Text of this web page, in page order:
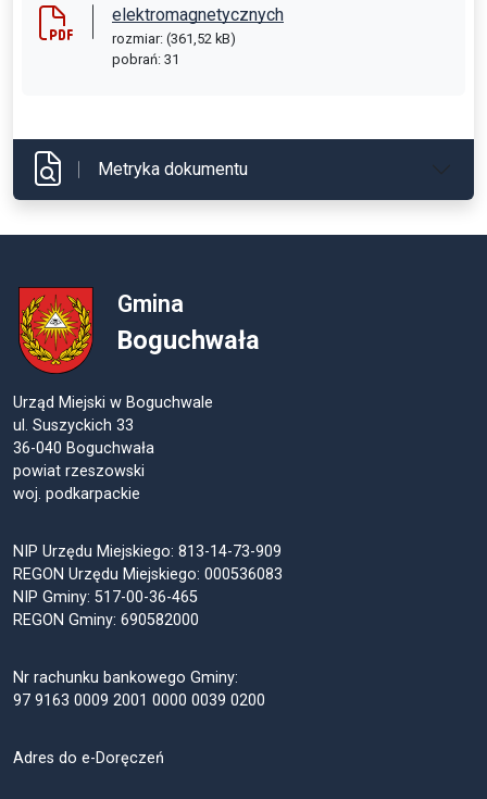
elektromagnetycznych
rozmiar: (361,52 kB)
pobrań: 31
Metryka dokumentu
Gmina
Boguchwała
Urząd Miejski w Boguchwale
ul. Suszyckich 33
36-040 Boguchwała
powiat rzeszowski
woj. podkarpackie
NIP Urzędu Miejskiego: 813-14-73-909
REGON Urzędu Miejskiego: 000536083
NIP Gminy: 517-00-36-465
REGON Gminy: 690582000
Nr rachunku bankowego Gminy:
97 9163 0009 2001 0000 0039 0200
Adres do e-Doręczeń